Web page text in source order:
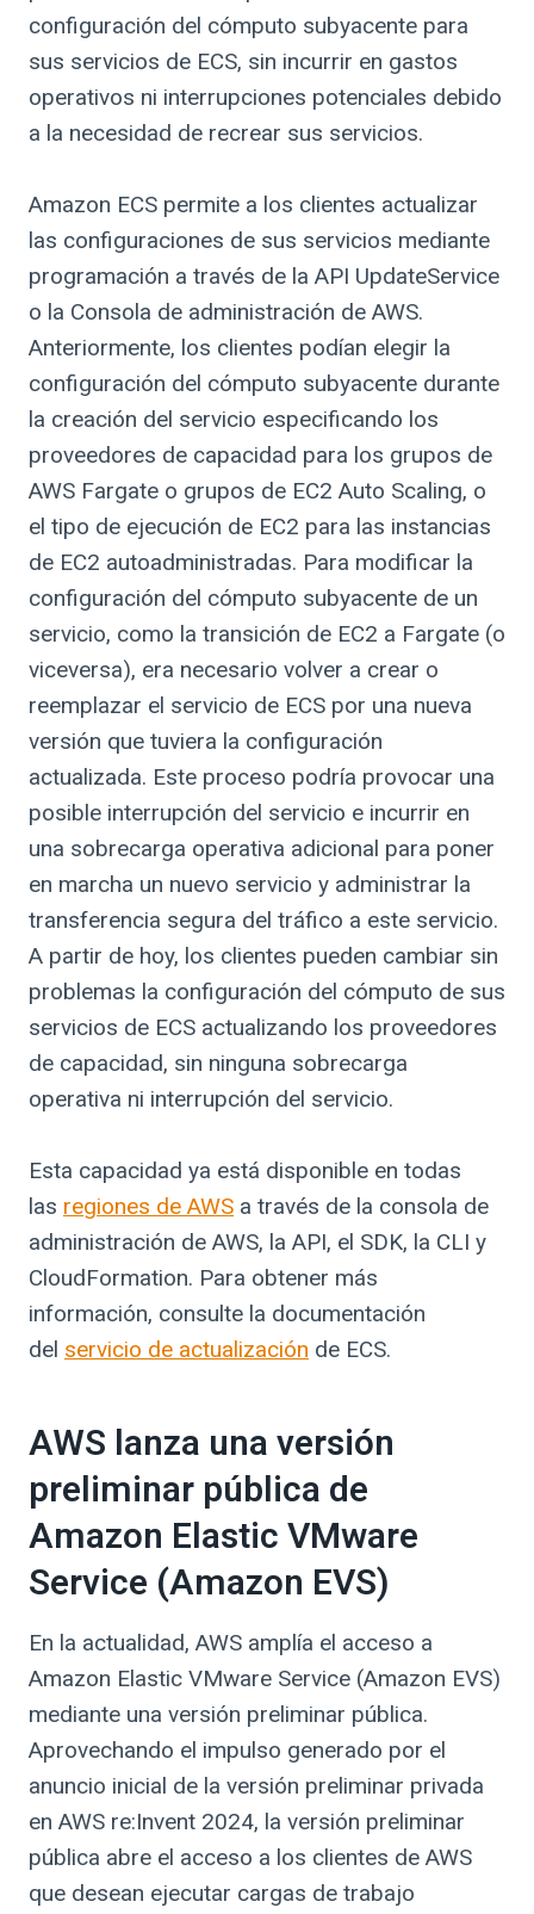
configuración del cómputo subyacente para
sus servicios de ECS, sin incurrir en gastos
operativos ni interrupciones potenciales debido
a la necesidad de recrear sus servicios.
Amazon ECS permite a los clientes actualizar
las configuraciones de sus servicios mediante
programación a través de la API UpdateService
o la Consola de administración de AWS.
Anteriormente, los clientes podían elegir la
configuración del cómputo subyacente durante
la creación del servicio especificando los
proveedores de capacidad para los grupos de
AWS Fargate o grupos de EC2 Auto Scaling, o
el tipo de ejecución de EC2 para las instancias
de EC2 autoadministradas. Para modificar la
configuración del cómputo subyacente de un
servicio, como la transición de EC2 a Fargate (o
viceversa), era necesario volver a crear o
reemplazar el servicio de ECS por una nueva
versión que tuviera la configuración
actualizada. Este proceso podría provocar una
posible interrupción del servicio e incurrir en
una sobrecarga operativa adicional para poner
en marcha un nuevo servicio y administrar la
transferencia segura del tráfico a este servicio.
A partir de hoy, los clientes pueden cambiar sin
problemas la configuración del cómputo de sus
servicios de ECS actualizando los proveedores
de capacidad, sin ninguna sobrecarga
operativa ni interrupción del servicio.
Esta capacidad ya está disponible en todas
las regiones de AWS a través de la consola de
administración de AWS, la API, el SDK, la CLI y
CloudFormation. Para obtener más
información, consulte la documentación
del servicio de actualización de ECS.
AWS lanza una versión
preliminar pública de
Amazon Elastic VMware
Service (Amazon EVS)
En la actualidad, AWS amplía el acceso a
Amazon Elastic VMware Service (Amazon EVS)
mediante una versión preliminar pública.
Aprovechando el impulso generado por el
anuncio inicial de la versión preliminar privada
en AWS re:Invent 2024, la versión preliminar
pública abre el acceso a los clientes de AWS
que desean ejecutar cargas de trabajo